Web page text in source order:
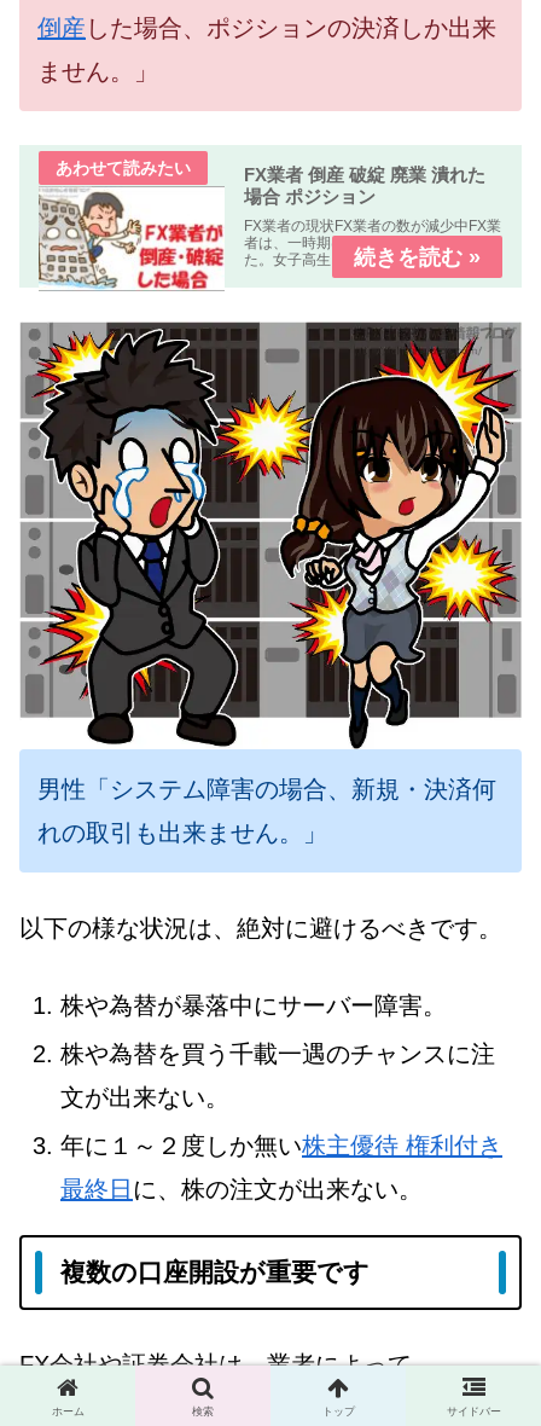
倒産 した場合、ポジションの決済しか出来
ません。」
FX業者 倒産 破綻 廃業 潰れた
場合 ポジション
FX業者の現状FX業者の数が減少中FX業
者は、一時期は150社ぐらい有りまし
た。女子高生「しかし現在は、大幅に
減っています。」FX会社の設立は、銀
業を開始出来たので、多く...
男性「システム障害の場合、新規・決済何
れの取引も出来ません。」
以下の様な状況は、絶対に避けるべきです。
株や為替が暴落中にサーバー障害。
株や為替を買う千載一遇のチャンスに注
文が出来ない。
年に１～２度しか無い株主優待 権利付き
最終日 に、株の注文が出来ない。
複数の口座開設が重要です
FX会社や証券会社は、業者によって
ホーム 検索 トップ サイドバー